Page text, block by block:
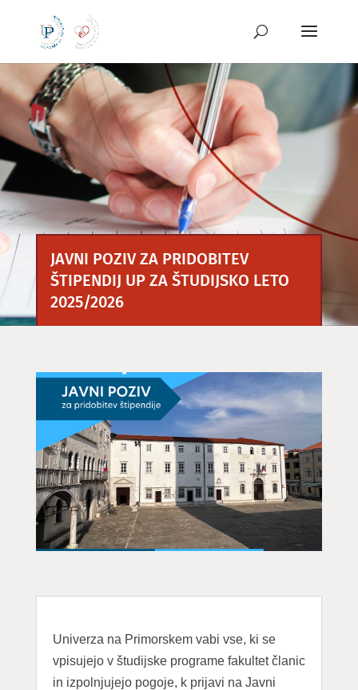
vsebino
JAVNI POZIV ZA PRIDOBITEV
ŠTIPENDIJ UP ZA ŠTUDIJSKO LETO
2025/2026
Univerza na Primorskem vabi vse, ki se
vpisujejo v študijske programe fakultet članic
in izpolnjujejo pogoje, k prijavi na Javni